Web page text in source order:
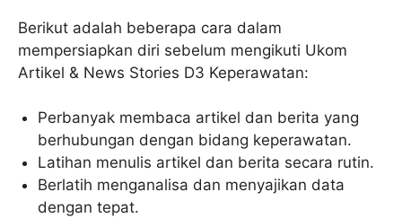
Berikut adalah beberapa cara dalam
mempersiapkan diri sebelum mengikuti Ukom
Artikel & News Stories D3 Keperawatan:
Perbanyak membaca artikel dan berita yang
berhubungan dengan bidang keperawatan.
Latihan menulis artikel dan berita secara rutin.
Berlatih menganalisa dan menyajikan data
dengan tepat.